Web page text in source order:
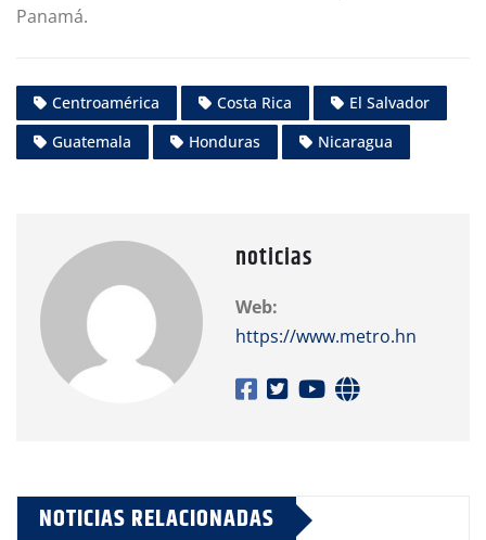
Panamá.
Centroamérica Costa Rica
El Salvador
Guatemala
Honduras Nicaragua
noticias
Web:
https://www.metro.hn
NOTICIAS RELACIONADAS